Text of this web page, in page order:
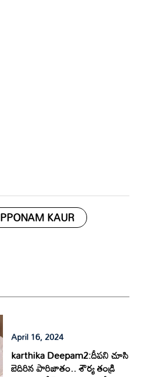
PPONAM KAUR
April 16, 2024
karthika Deepam2:దీపని చూసి
బెదిరిన పారిజాతం.. శౌర్య తండ్రి